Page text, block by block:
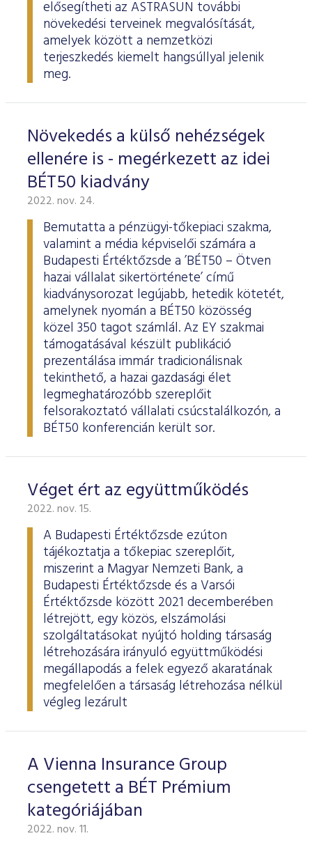
elősegítheti az ASTRASUN további
növekedési terveinek megvalósítását,
amelyek között a nemzetközi
terjeszkedés kiemelt hangsúllyal jelenik
meg.
Növekedés a külső nehézségek
ellenére is - megérkezett az idei
BÉT50 kiadvány
2022. nov. 24.
Bemutatta a pénzügyi-tőkepiaci szakma,
valamint a média képviselői számára a
Budapesti Értéktőzsde a ’BÉT50 – Ötven
hazai vállalat sikertörténete’ című
kiadványsorozat legújabb, hetedik kötetét,
amelynek nyomán a BÉT50 közösség
közel 350 tagot számlál. Az EY szakmai
támogatásával készült publikáció
prezentálása immár tradicionálisnak
tekinthető, a hazai gazdasági élet
legmeghatározóbb szereplőit
felsorakoztató vállalati csúcstalálkozón, a
BÉT50 konferencián került sor.
Véget ért az együttműködés
2022. nov. 15.
A Budapesti Értéktőzsde ezúton
tájékoztatja a tőkepiac szereplőit,
miszerint a Magyar Nemzeti Bank, a
Budapesti Értéktőzsde és a Varsói
Értéktőzsde között 2021 decemberében
létrejött, egy közös, elszámolási
szolgáltatásokat nyújtó holding társaság
létrehozására irányuló együttműködési
megállapodás a felek egyező akaratának
megfelelően a társaság létrehozása nélkül
végleg lezárult
A Vienna Insurance Group
csengetett a BÉT Prémium
kategóriájában
2022. nov. 11.